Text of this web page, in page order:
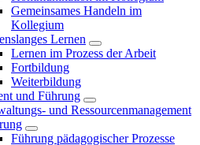
Gemeinsames Handeln im
Kollegium
Lernen
Lernen im Prozess der Arbeit
Fortbildung
Weiterbildung
und Führung
und Ressourcenmanagement
Führung pädagogischer Prozesse